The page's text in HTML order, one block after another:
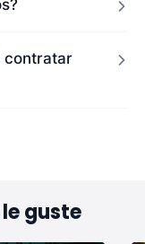
contratar
guste